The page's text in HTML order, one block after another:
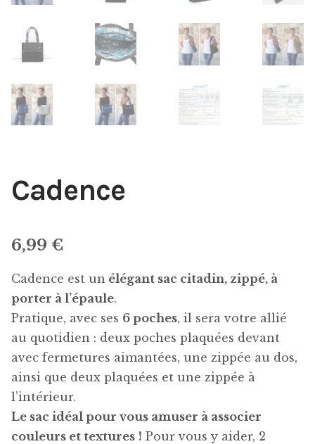
Cadence
6,99 €
Cadence est un élégant sac citadin, zippé, à
porter à l’épaule.
Pratique, avec ses 6 poches, il sera votre allié
au quotidien : deux poches plaquées devant
avec fermetures aimantées, une zippée au dos,
ainsi que deux plaquées et une zippée à
l’intérieur.
Le sac idéal pour vous amuser à associer
couleurs et textures ! Pour vous y aider, 2